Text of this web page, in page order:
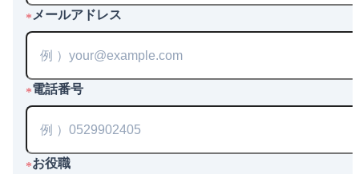
*メールアドレス
*電話番号
*お役職